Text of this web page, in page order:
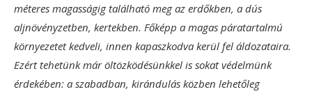
méteres magasságig található meg az erdőkben, a dús
aljnövényzetben, kertekben. Főképp a magas páratartalmú
környezetet kedveli, innen kapaszkodva kerül fel áldozataira.
Ezért tehetünk már öltözködésünkkel is sokat védelmünk
érdekében: a szabadban, kirándulás közben lehetőleg